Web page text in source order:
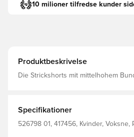
10 milioner tilfredse kunder
Produktbeskrivelse
Die Strickshorts mit mittelhohem
unaufhaltsam bei jedem Schritt, den
hart, strahle noch heller. Regular Fit 160 g/m², Single-
Jersey-Gewebe Beinabschluss über
Specifikationer
526798 01, 417456, Kvinder, Voksne,